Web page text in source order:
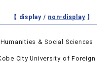
【 display / non-display】
Humanities & Social Sciences
City University of Foreign